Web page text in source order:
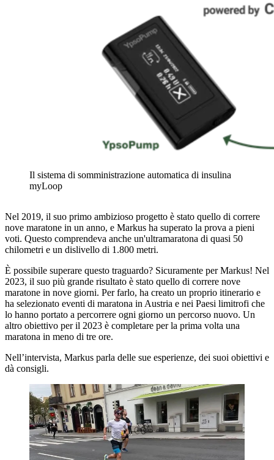
Il sistema di somministrazione automatica di insulina
myLoop
Nel 2019, il suo primo ambizioso progetto è stato quello di correre
nove maratone in un anno, e Markus ha superato la prova a pieni
voti. Questo comprendeva anche un'ultramaratona di quasi 50
chilometri e un dislivello di 1.800 metri.
È possibile superare questo traguardo? Sicuramente per Markus! Nel
2023, il suo più grande risultato è stato quello di correre nove
maratone in nove giorni. Per farlo, ha creato un proprio itinerario e
ha selezionato eventi di maratona in Austria e nei Paesi limitrofi che
lo hanno portato a percorrere ogni giorno un percorso nuovo. Un
altro obiettivo per il 2023 è completare per la prima volta una
maratona in meno di tre ore.
Nell’intervista, Markus parla delle sue esperienze, dei suoi obiettivi e
dà consigli.